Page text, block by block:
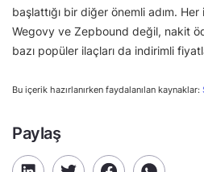
başlattığı bir diğer önemli adım.
Wegovy ve Zepbound değil, nakit
bazı popüler ilaçları da indirimli
Bu içerik hazırlanırken faydalanılan kaynaklar:
Paylaş